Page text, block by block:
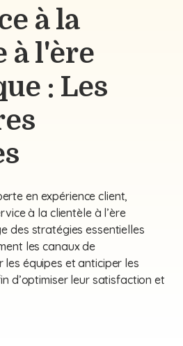
à la
à l'ère
: Les
en expérience client,
à la clientèle à l’ère
des stratégies essentielles
les canaux de
les équipes et anticiper les
d’optimiser leur satisfaction et